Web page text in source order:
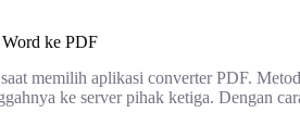
ke PDF
memilih aplikasi converter PDF.
ke server pihak ketiga. Dengan